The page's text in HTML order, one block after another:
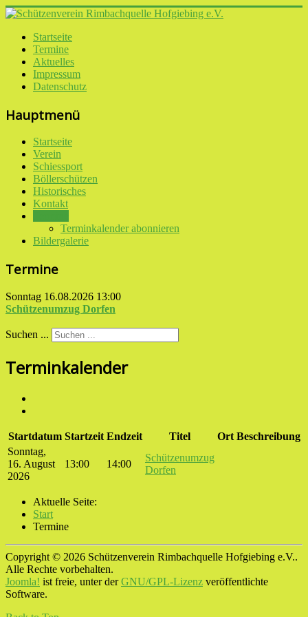
Startseite
Termine
Aktuelles
Impressum
Datenschutz
Hauptmenü
Startseite
Verein
Schiessport
Böllerschützen
Historisches
Kontakt
Terminkalender abonnieren
Bildergalerie
Termine
Sonntag 16.08.2026 13:00
Schützenumzug Dorfen
Suchen ...
Terminkalender
Startdatum Startzeit Endzeit Titel Ort Beschreibung
Sonntag,
16. August
2026
13:00 14:00
Schützenumzug
Dorfen
Aktuelle Seite:
Start
Termine
Copyright © 2026 Schützenverein Rimbachquelle Hofgiebing e.V..
Alle Rechte vorbehalten.
Joomla! ist freie, unter derGNU/GPL-Lizenz veröffentlichte
Software.